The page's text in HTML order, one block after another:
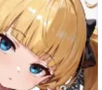
開できます。